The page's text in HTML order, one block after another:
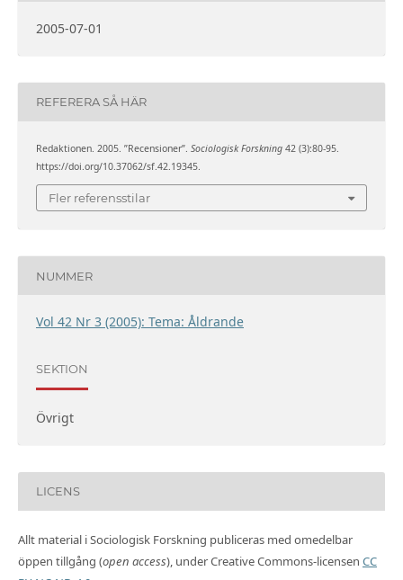
2005-07-01
REFERERA SÅ HÄR
Redaktionen. 2005. ”Recensioner”. Sociologisk Forskning42 (3):80-95.
https://doi.org/10.37062/sf.42.19345.
Fler referensstilar
NUMMER
Vol 42 Nr 3 (2005): Tema: Åldrande
SEKTION
Övrigt
LICENS
Allt material i Sociologisk Forskning publiceras med omedelbar
öppen tillgång (open access), under Creative Commons-licensen CC